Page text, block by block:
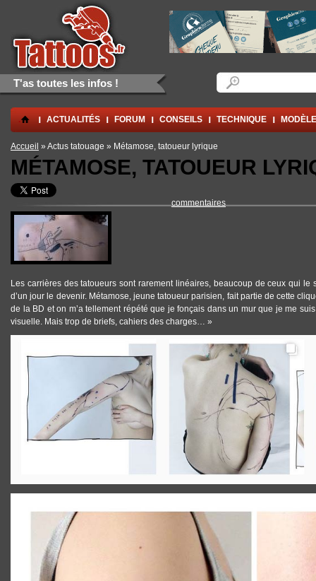
Aller au contenu principal
Skip to navigation
T'as toutes les infos !
. ACTUALITÉS FORUM CONSEILS TECHNIQUE
Vous êtes ici
Accueil » Actus tatouage » Métamose, tatoueur lyrique
MÉTAMOSE, TATOUEUR
commentaires
Les carrières des tatoueurs sont rarement linéaires, beaucoup de ceux qui le
d’un jour le devenir. Métamose, jeune tatoueur parisien, fait partie de cette
de la BD et on m’a tellement répété que je fonçais dans un mur que je me
visuelle. Mais trop de briefs, cahiers des charges… »
TATTOOS_METAMOSE_4.JPG